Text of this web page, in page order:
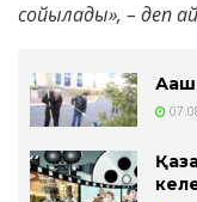
сойылады», – деп